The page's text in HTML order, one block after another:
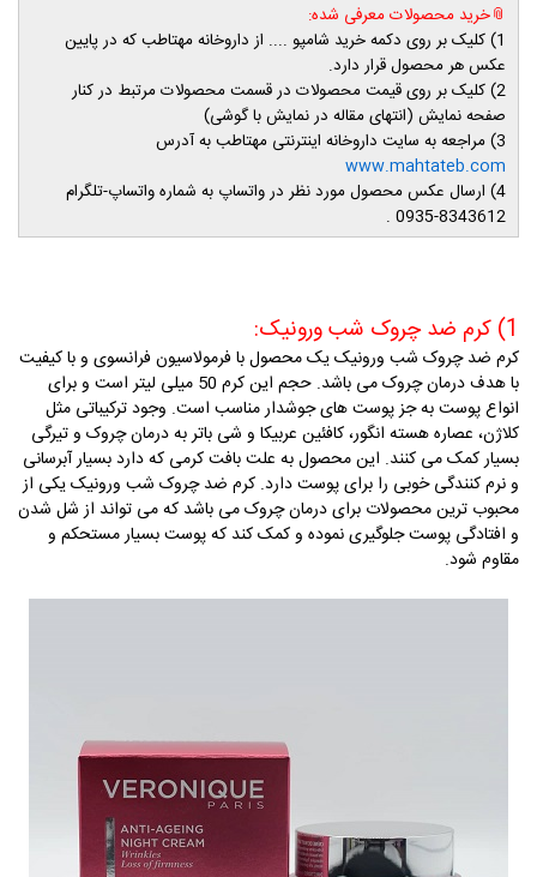
📎خرید محصولات معرفی شده:
1) کلیک بر روی دکمه خرید شامپو .... از داروخانه مهتاطب که در پایین
عکس هر محصول قرار دارد.
2) کلیک بر روی قیمت محصولات در قسمت محصولات مرتبط در کنار
صفحه نمایش (انتهای مقاله در نمایش با گوشی)
3) مراجعه به سایت داروخانه اینترنتی مهتاطب به آدرس
www.mahtateb.com
4) ارسال عکس محصول مورد نظر در واتساپ به شماره واتساپ-تلگرام
8343612-0935 .
1) کرم ضد چروک شب ورونیک:
کرم ضد چروک شب ورونیک یک محصول با فرمولاسیون فرانسوی و با کیفیت
با هدف درمان چروک می باشد. حجم این کرم 50 میلی لیتر است و برای
انواع پوست به جز پوست های جوشدار مناسب است. وجود ترکیباتی مثل
کلاژن، عصاره هسته انگور، کافئین عربیکا و شی باتر به درمان چروک و تیرگی
بسیار کمک می کنند. این محصول به علت بافت کرمی که دارد بسیار آبرسانی
و نرم کنندگی خوبی را برای پوست دارد. کرم ضد چروک شب ورونیک یکی از
محبوب ترین محصولات برای درمان چروک می باشد که می تواند از شل شدن
و افتادگی پوست جلوگیری نموده و کمک کند که پوست بسیار مستحکم و
مقاوم شود.